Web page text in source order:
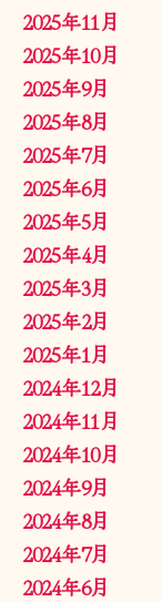
2025年11月
2025年10月
2025年9月
2025年8月
2025年7月
2025年6月
2025年5月
2025年4月
2025年3月
2025年2月
2025年1月
2024年12月
2024年11月
2024年10月
2024年9月
2024年8月
2024年7月
2024年6月